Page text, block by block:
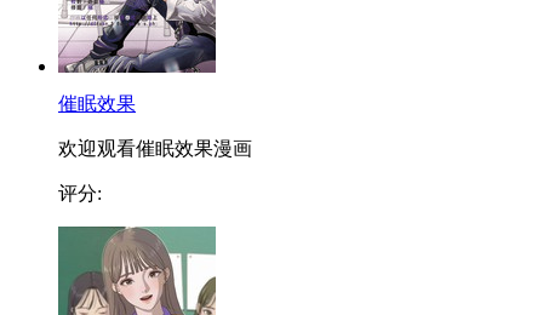
催眠效果
欢迎观看催眠效果漫画
评分: